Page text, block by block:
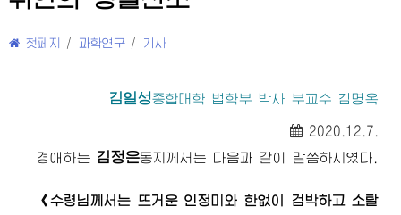
첫페지 / 과학연구 / 기사
김일성종합대학 법학부 박사 부교수 김명옥
2020.12.7.
경애하는 김정은동지 께서는 다음과 같이 말씀하시였다.
《수령님께서는 뜨거운 인정미와 한없이 검박하고 소탈